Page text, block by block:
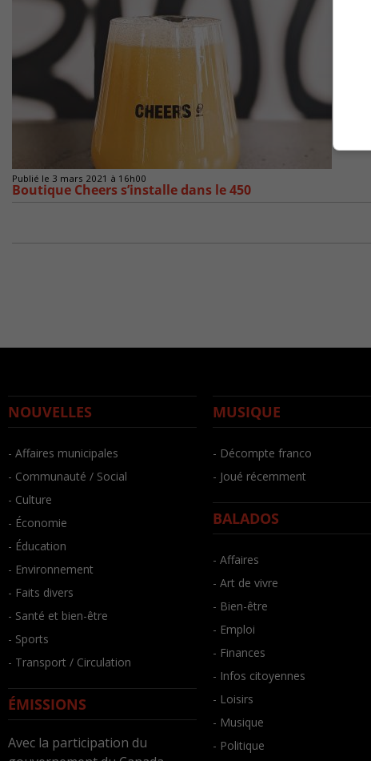
Publié le 3 mars 2021 à 16h00
Boutique Cheers s’installe dans le 450
NOUVELLES
- Affaires municipales
- Communauté / Social
- Culture
- Économie
- Éducation
- Environnement
- Faits divers
- Santé et bien-être
- Sports
- Transport / Circulation
ÉMISSIONS
Avec la participation du
MUSIQUE
- Décompte franco
- Joué récemment
BALADOS
- Affaires
- Art de vivre
- Bien-être
- Emploi
- Finances
- Infos citoyennes
- Loisirs
- Musique
- Politique